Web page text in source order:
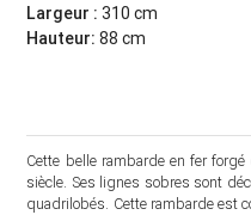
Largeur : 310 cm
Hauteur: 88 cm
Cette belle rambarde en fer forgé
siècle. Ses lignes sobres sont
quadrilobés. Cette rambarde est